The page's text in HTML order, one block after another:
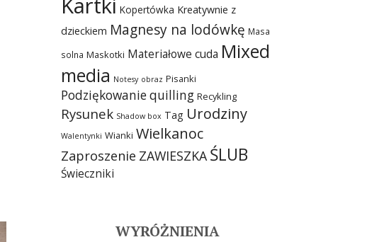
Kartki Kopertówka Kreatywnie z
dzieckiem Magnesy na lodówkę Masa
solna Maskotki Materiałowe cuda Mixed
media Notesy obraz Pisanki
Podziękowaniequilling Recykling
Rysunek Shadow box Tag Urodziny
Walentynki Wianki Wielkanoc
Zaproszenie ZAWIESZKA ŚLUB
Świeczniki
WYRÓŻNIENIA